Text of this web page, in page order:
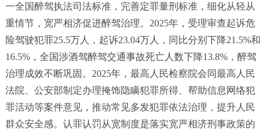
一全国醉驾执法司法标准，完善定罪量刑标准，细化从轻从
重情节，宽严相济促进醉驾治理。2025年，受理审查起诉危
险驾驶犯罪25.5万人，起诉23.04万人，同比分别下降21.5%和
16.5%，全国涉酒驾醉驾交通事故死亡人数下降13.8%，醉驾
治理成效不断巩固。2025年，最高人民检察院会同最高人民
法院、公安部制定办理掩饰隐瞒犯罪所得、帮助信息网络犯
罪活动等案件意见，推动常见多发犯罪依法治理，提升人民
群众安全感。认罪认罚从宽制度是落实宽严相济刑事政策的